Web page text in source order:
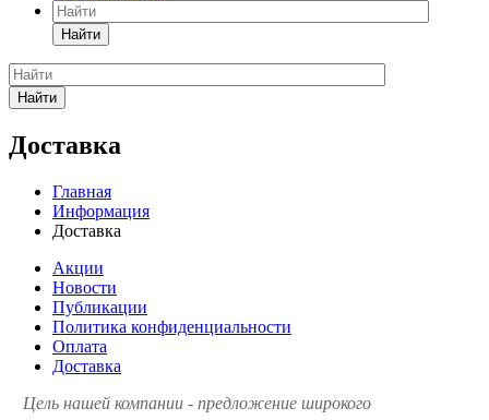
Найти
Найти
Доставка
Главная
Информация
Доставка
Акции
Новости
Публикации
Политика конфиденциальности
Оплата
Доставка
Цель нашей компании - предложение широкого